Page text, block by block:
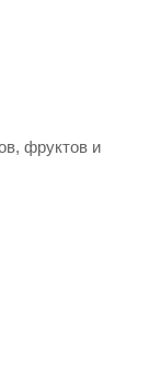
фруктов и